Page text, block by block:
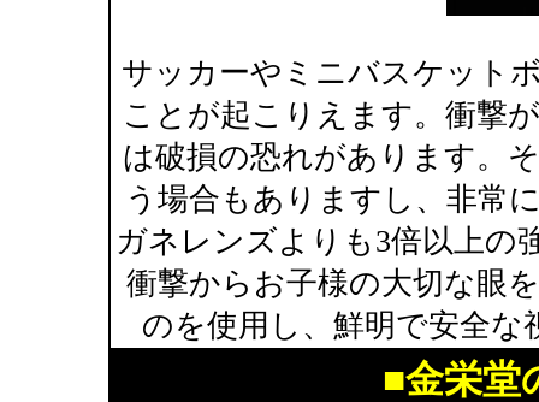
サッカーやミニバスケット
ことが起こりえます。衝撃
は破損の恐れがあります。
う場合もありますし、非常
ガネレンズよりも3倍以上の
衝撃からお子様の大切な眼
のを使用し、鮮明で安全
■金栄堂